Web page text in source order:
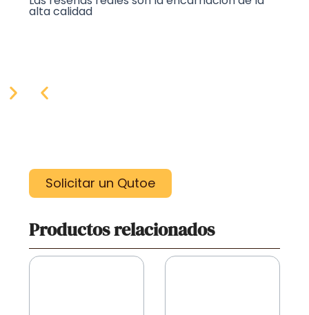
alta calidad
Solicitar un Qutoe
Productos relacionados